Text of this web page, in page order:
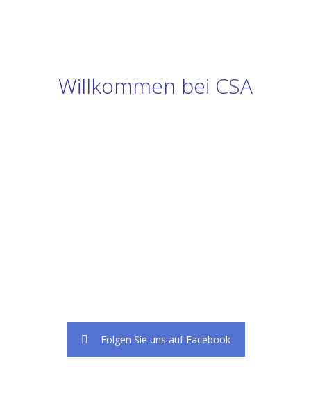
Willkommen bei CSA
Folgen Sie uns auf Facebook